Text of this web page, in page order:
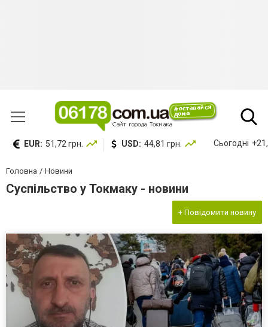
EUR: 51,72 грн. USD: 44,81 грн. Сьогодні
Головна Новини
Суспільство у Токмаку - новини
+ Повідомити новину